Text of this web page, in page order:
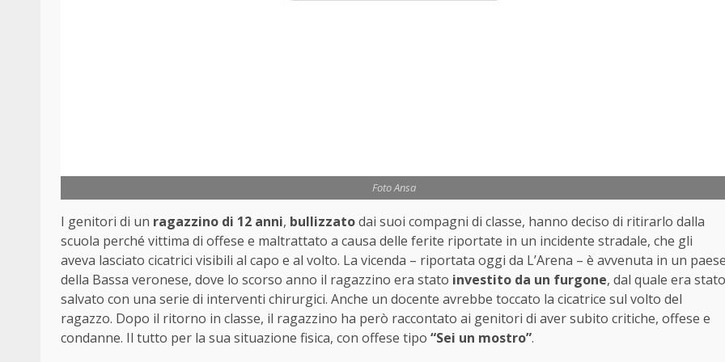
Foto Ansa
I genitori di un ragazzino di 12 anni, bullizzatodai suoi compagni di classe, hanno deciso di ritirarlo dalla
scuola perché vittima di offese e maltrattato a causa delle ferite riportate in un incidente stradale, che gli
aveva lasciato cicatrici visibili al capo e al volto. La vicenda – riportata oggi da L’Arena – è avvenuta in un
della Bassa veronese, dove lo scorso anno il ragazzino era stato investito da un furgone, dal quale era stato
salvato con una serie di interventi chirurgici. Anche un docente avrebbe toccato la cicatrice sul volto del
ragazzo. Dopo il ritorno in classe, il ragazzino ha però raccontato ai genitori di aver subito critiche, offese e
condanne. Il tutto per la sua situazione fisica, con offese tipo “Sei un mostro”.